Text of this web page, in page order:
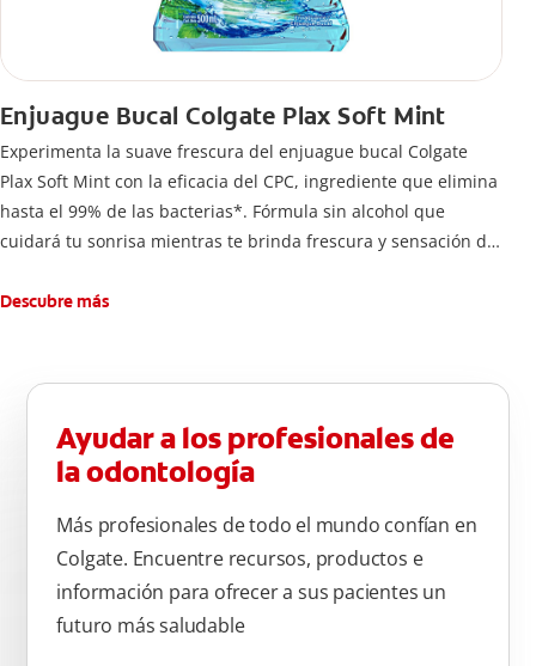
Enjuague Bucal Colgate Plax Soft Mint
Experimenta la suave frescura del enjuague bucal Colgate
Plax Soft Mint con la eficacia del CPC, ingrediente que elimina
hasta el 99% de las bacterias*. Fórmula sin alcohol que
cuidará tu sonrisa mientras te brinda frescura y sensación de
Descubre más
Ayudar a los profesionales de
la odontología
Más profesionales de todo el mundo confían en
Colgate. Encuentre recursos, productos e
información para ofrecer a sus pacientes un
futuro más saludable